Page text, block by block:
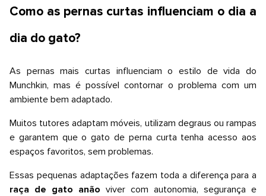
Como as pernas curtas influenciam o dia a
dia do gato?
As pernas mais curtas influenciam o estilo de vida do
Munchkin, mas é possível contornar o problema com um
ambiente bem adaptado.
Muitos tutores adaptam móveis, utilizam degraus ou rampas
e garantem que o gato de perna curta tenha acesso aos
espaços favoritos, sem problemas.
Essas pequenas adaptações fazem toda a diferença para a
raça de gato anão viver com autonomia, segurança e